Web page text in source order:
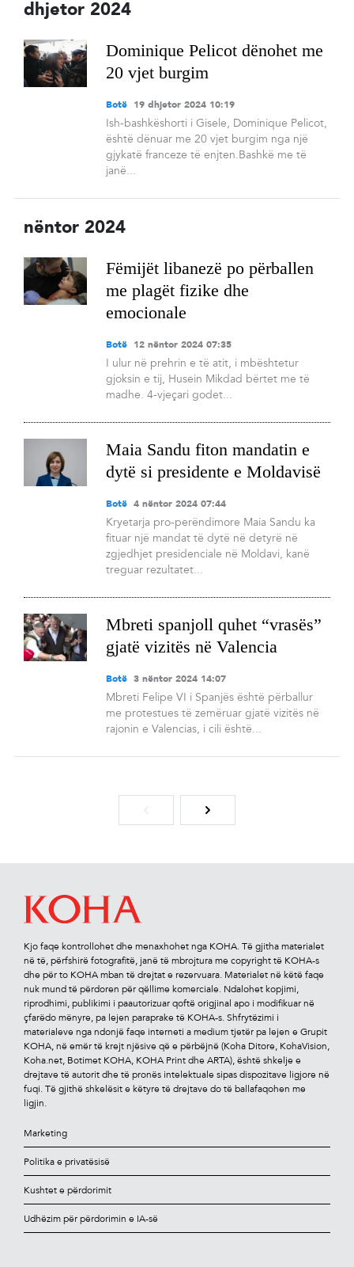
dhjetor 2024
Dominique Pelicot dënohet me
20 vjet burgim
Botë 19 dhjetor 2024 10:19
Ish-bashkëshorti i Gisele, Dominique Pelicot,
është dënuar me 20 vjet burgim nga një
gjykatë franceze të enjten.Bashkë me të
janë...
nëntor 2024
Fëmijët libanezë po përballen
me plagët fizike dhe
emocionale
Botë 12 nëntor 2024 07:35
I ulur në prehrin e të atit, i mbështetur
gjoksin e tij, Husein Mikdad bërtet me të
madhe. 4-vjeçari godet...
Maia Sandu fiton mandatin e
dytë si presidente e Moldavisë
Botë 4 nëntor 2024 07:44
Kryetarja pro-perëndimore Maia Sandu ka
fituar një mandat të dytë në detyrë në
zgjedhjet presidenciale në Moldavi, kanë
treguar rezultatet...
Mbreti spanjoll quhet “vrasës”
gjatë vizitës në Valencia
Botë 3 nëntor 2024 14:07
Mbreti Felipe VI i Spanjës është përballur
me protestues të zemëruar gjatë vizitës në
rajonin e Valencias, i cili është...
Kjo faqe kontrollohet dhe menaxhohet nga KOHA. Të gjitha materialet
në të, përfshirë fotograﬁtë, janë të mbrojtura me copyright të KOHA-s
dhe për to KOHA mban të drejtat e rezervuara. Materialet në këtë faqe
nuk mund të përdoren për qëllime komerciale. Ndalohet kopjimi,
riprodhimi, publikimi i paautorizuar qoftë origjinal apo i modiﬁkuar në
çfarëdo mënyre, pa lejen paraprake të KOHA-s. Shfrytëzimi i
materialeve nga ndonjë faqe interneti a medium tjetër pa lejen e Grupit
KOHA, në emër të krejt njësive që e përbëjnë (Koha Ditore, KohaVision,
Koha.net, Botimet KOHA, KOHA Print dhe ARTA), është shkelje e
drejtave të autorit dhe të pronës intelektuale sipas dispozitave ligjore në
fuqi. Të gjithë shkelësit e këtyre të drejtave do të ballafaqohen me
ligjin.
Marketing
Politika e privatësisë
Kushtet e përdorimit
Udhëzim për përdorimin e IA-së